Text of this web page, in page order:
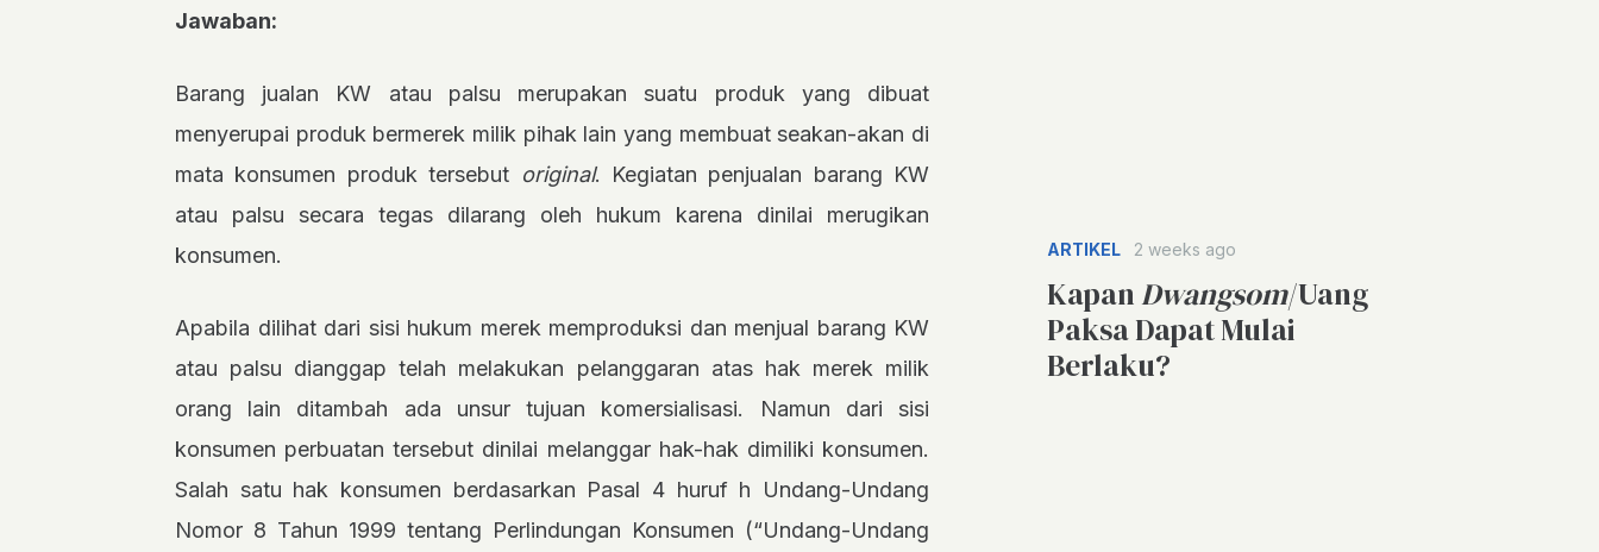
Jawaban:
Barang jualan KW atau palsu merupakan suatu produk yang dibuat
menyerupai produk bermerek milik pihak lain yang membuat seakan-akan di
mata konsumen produk tersebut original. Kegiatan penjualan barang KW
atau palsu secara tegas dilarang oleh hukum karena dinilai merugikan
konsumen.
Apabila dilihat dari sisi hukum merek memproduksi dan menjual barang KW
atau palsu dianggap telah melakukan pelanggaran atas hak merek milik
orang lain ditambah ada unsur tujuan komersialisasi. Namun dari sisi
konsumen perbuatan tersebut dinilai melanggar hak-hak dimiliki konsumen.
Salah satu hak konsumen berdasarkan Pasal 4 huruf h Undang-Undang
Nomor 8 Tahun 1999 tentang Perlindungan Konsumen (“Undang-Undang
ARTIKEL 2 weeks ago
KapanDwangsom/Uang
Paksa Dapat Mulai
Berlaku?